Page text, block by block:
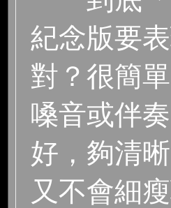
紀念版要
對？很簡
嗓音或伴
好，夠清
又不會細